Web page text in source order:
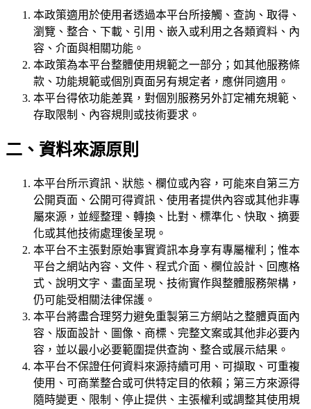
本政策適用於使用者透過本平台所接觸、查詢、取得、
瀏覽、整合、下載、引用、嵌入或利用之各類資料、內
容、介面與相關功能。
本政策為本平台整體使用規範之一部分；如其他服務條
款、功能規範或個別頁面另有規定者，應併同適用。
本平台得依功能差異，對個別服務另外訂定補充規範、
存取限制、內容規則或技術要求。
二、資料來源原則
本平台所示資訊、狀態、欄位或內容，可能來自第三方
公開頁面、公開可得資訊、使用者提供內容或其他非專
屬來源，並經整理、轉換、比對、標準化、快取、摘要
化或其他技術處理後呈現。
本平台不主張對原始事實資訊本身享有專屬權利；惟本
平台之網站內容、文件、程式介面、欄位設計、回應格
式、說明文字、畫面呈現、技術實作與整體服務架構，
仍可能受相關法律保護。
本平台將盡合理努力避免重製第三方網站之整體頁面內
容、版面設計、圖像、商標、完整文案或其他非必要內
容，並以最小必要範圍提供查詢、整合或展示結果。
本平台不保證任何資料來源持續可用、可擷取、可重複
使用、可商業整合或可供特定目的依賴；第三方來源得
隨時變更、限制、停止提供、主張權利或調整其使用規